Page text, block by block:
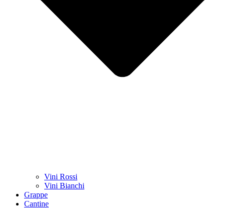
Vini Rossi
Vini Bianchi
Grappe
Cantine